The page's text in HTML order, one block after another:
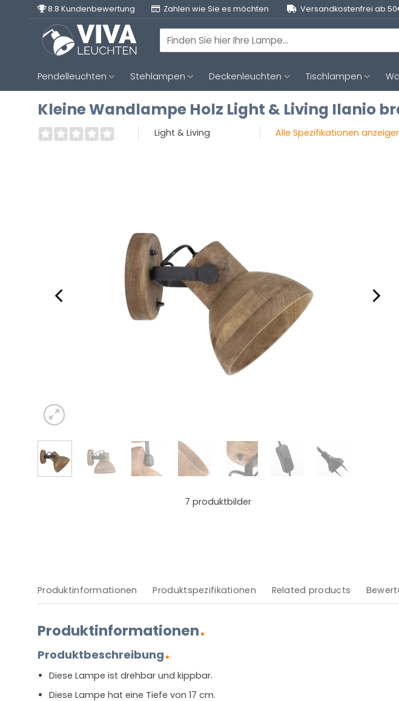
8.8 Kundenbewertung Zahlen wie Sie es möchten Versandkostenfrei ab
Suchen
nach:
Pendelleuchten Stehlampen Deckenleuchten Tischlampen
Kleine Wandlampe Holz Light & Living Ilanio
Light & Living Alle Spezifikationen
7 produktbilder
Produktinformationen Produktspezifikationen Related products
Produktinformationen
Produktbeschreibung
Diese Lampe ist drehbar und kippbar.
Diese Lampe hat eine Tiefe von 17 cm.